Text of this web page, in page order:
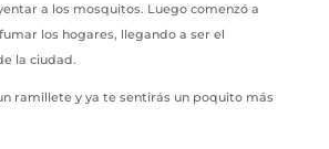
a los mosquitos. Luego comenzó a
los hogares, llegando a ser el
la ciudad.
ramillete y ya te sentirás un poquito más